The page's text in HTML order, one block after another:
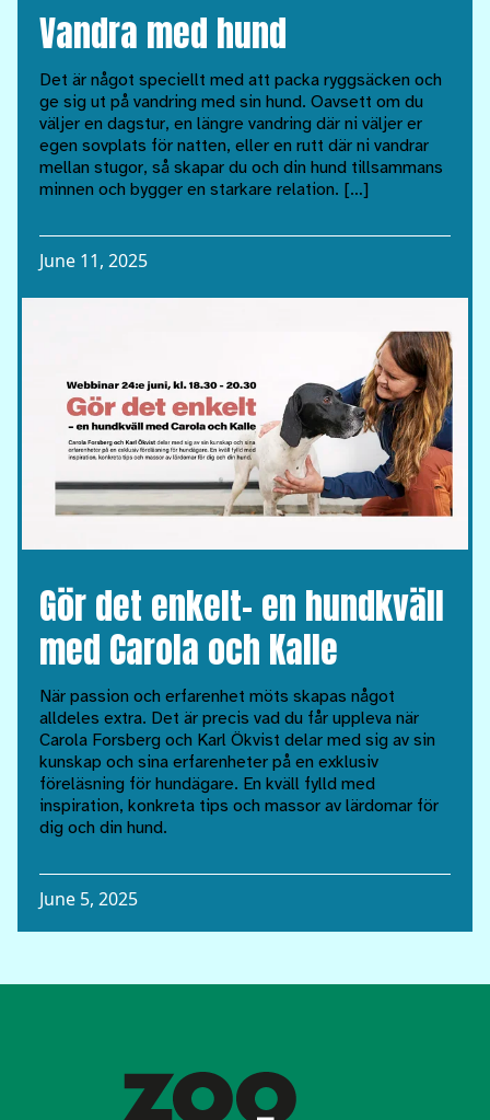
Vandra med hund
Det är något speciellt med att packa ryggsäcken och
ge sig ut på vandring med sin hund. Oavsett om du
väljer en dagstur, en längre vandring där ni väljer er
egen sovplats för natten, eller en rutt där ni vandrar
mellan stugor, så skapar du och din hund tillsammans
minnen och bygger en starkare relation. […]
June 11, 2025
Gör det enkelt– en hundkväll
med Carola och Kalle
När passion och erfarenhet möts skapas något
alldeles extra. Det är precis vad du får uppleva när
Carola Forsberg och Karl Ökvist delar med sig av sin
kunskap och sina erfarenheter på en exklusiv
föreläsning för hundägare. En kväll fylld med
inspiration, konkreta tips och massor av lärdomar för
dig och din hund.
June 5, 2025